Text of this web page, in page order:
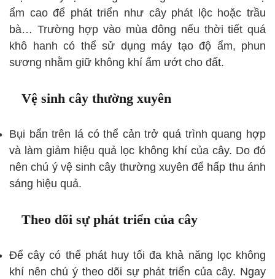
ẩm cao để phát triển như cây phát lộc hoặc trầu
bà… Trường hợp vào mùa đông nếu thời tiết quá
khô hanh có thể sử dụng máy tạo độ ẩm, phun
sương nhằm giữ không khí ẩm ướt cho đất.
Vệ sinh cây thường xuyên
Bụi bẩn trên lá có thể cản trở quá trình quang hợp
và làm giảm hiệu quả lọc không khí của cây. Do đó
nên chú ý vệ sinh cây thường xuyên để hấp thu ánh
sáng hiệu quả.
Theo dõi sự phát triển của cây
Để cây có thể phát huy tối đa khả năng lọc không
khí nên chú ý theo dõi sự phát triển của cây. Ngay